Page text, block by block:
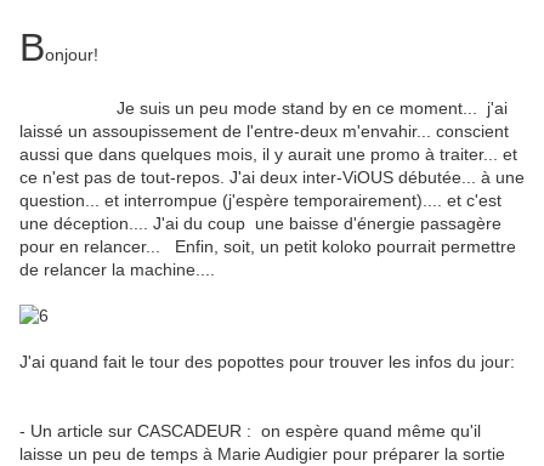
Bonjour!
Je suis un peu mode stand by en ce moment... j'ai
laissé un assoupissement de l'entre-deux m'envahir... conscient
aussi que dans quelques mois, il y aurait une promo à traiter... et
ce n'est pas de tout-repos. J'ai deux inter-ViOUS débutée... à une
question... et interrompue (j'espère temporairement).... et c'est
une déception.... J'ai du coup une baisse d'énergie passagère
pour en relancer... Enfin, soit, un petit koloko pourrait permettre
de relancer la machine....
J'ai quand fait le tour des popottes pour trouver les infos du jour:
- Un article sur CASCADEUR : on espère quand même qu'il
laisse un peu de temps à Marie Audigier pour préparer la sortie